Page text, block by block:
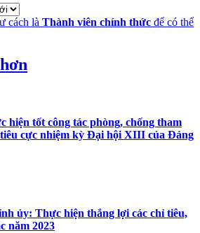
cách là Thành viên chính thức để có thể
hiện tốt công tác phòng, chống tham
cực nhiệm kỳ Đại hội XIII của Đảng
ủy: Thực hiện thắng lợi các chỉ tiêu,
năm 2023